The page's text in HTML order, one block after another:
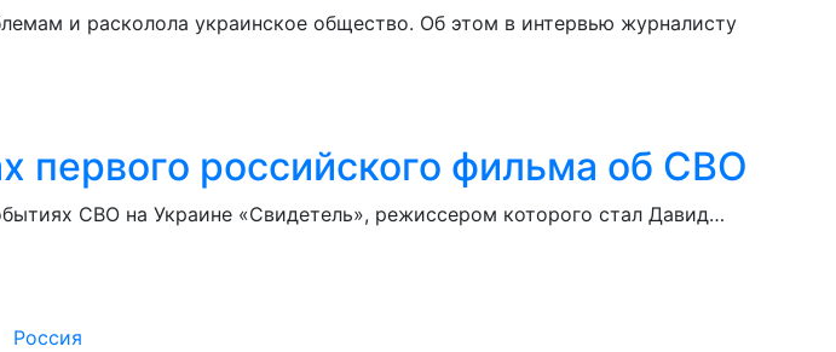
и расколола украинское общество. Об этом в интервью журналисту
первого российского фильма об СВО
СВО на Украине «Свидетель», режиссером которого стал Давид…
Россия